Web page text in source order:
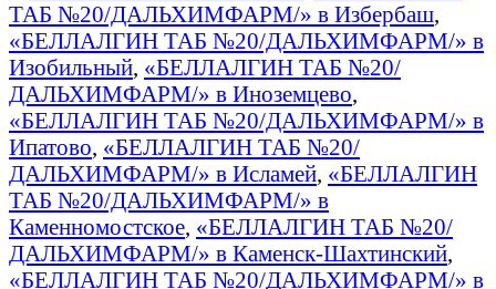
ТАБ №20/ДАЛЬХИМФАРМ/» в Избербаш,
«БЕЛЛАЛГИН ТАБ №20/ДАЛЬХИМФАРМ/» в
Изобильный, «БЕЛЛАЛГИН ТАБ №20/
ДАЛЬХИМФАРМ/» в Иноземцево,
«БЕЛЛАЛГИН ТАБ №20/ДАЛЬХИМФАРМ/» в
Ипатово, «БЕЛЛАЛГИН ТАБ №20/
ДАЛЬХИМФАРМ/» в Исламей, «БЕЛЛАЛГИН
ТАБ №20/ДАЛЬХИМФАРМ/» в
Каменномостское, «БЕЛЛАЛГИН ТАБ №20/
ДАЛЬХИМФАРМ/» в Каменск-Шахтинский,
«БЕЛЛАЛГИН ТАБ №20/ДАЛЬХИМФАРМ/» в